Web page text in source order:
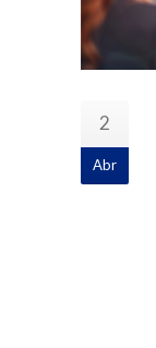
2
Abr